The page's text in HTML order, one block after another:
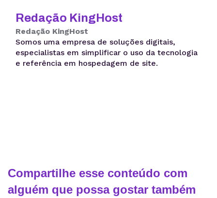
Redação KingHost
Redação KingHost
Somos uma empresa de soluções digitais,
especialistas em simplificar o uso da tecnologia
e referência em hospedagem de site.
Compartilhe esse conteúdo com
alguém que possa gostar também